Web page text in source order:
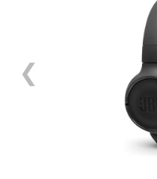
❮